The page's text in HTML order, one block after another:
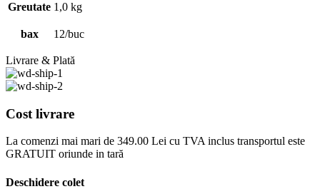
Greutate 1,0 kg
bax 12/buc
Livrare & Plată
Cost livrare
La comenzi mai mari de 349.00 Lei cu TVA inclus transportul este
GRATUIT oriunde in tară
Deschidere colet